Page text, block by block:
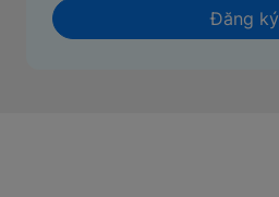
Đăng ký